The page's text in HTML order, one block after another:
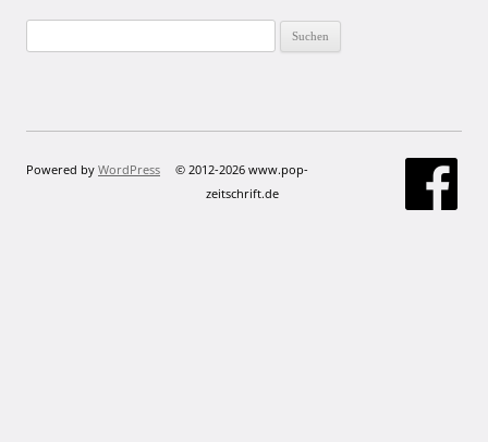
nach:
Powered by WordPress
© 2012-2026 www.pop-
zeitschrift.de